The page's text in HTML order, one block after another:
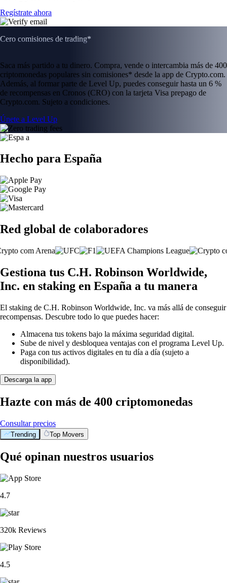
Regístrate ahora
Cero comisiones de trading*
Saca más partido a tu dinero. Compra, vende o intercambia más de 400
criptomonedas populares sin comisiones* desde la app de Crypto.com.
Además, al formar parte de Level Up, puedes conseguir hasta un 6 %
de recompensas en Cronos (CRO) con la tarjeta Visa prepago de
Crypto.com. Sujeto a condiciones.
Únete a Level Up
Hecho para España
Red global de colaboradores
Gestiona tus C.H. Robinson Worldwide,
Inc. en staking en España a tu manera
El staking de C.H. Robinson Worldwide, Inc. va más allá de conseguir
recompensas. Descubre todo lo que puedes hacer:
Almacena tus tokens bajo la máxima seguridad digital.
Sube de nivel y desbloquea ventajas con el programa Level Up.
Paga con tus activos digitales en tu día a día (sujeto a
disponibilidad).
Descarga la app
Hazte con más de 400 criptomonedas
Consultar precios
Trending Top Movers
Qué opinan nuestros usuarios
4.7
320k Reviews
4.5